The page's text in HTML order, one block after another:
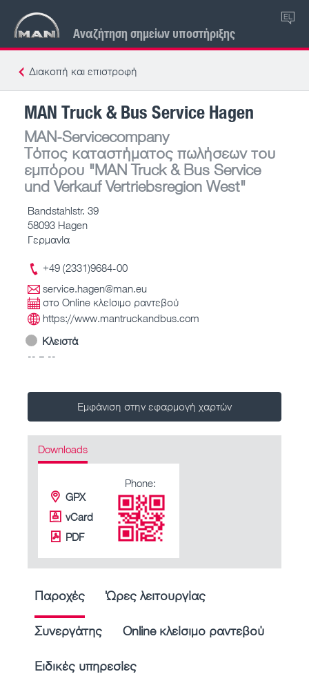
Αναζήτηση σημείων υποστήριξης
EL
Διακοπή και επιστροφή
MAN Truck & Bus Service Hagen
MAN-Servicecompany
Τόπος καταστήματος πωλήσεων του
εμπόρου "MAN Truck & Bus Service
und Verkauf Vertriebsregion West"
Bandstahlstr. 39
58093 Hagen
Γερμανία
+49 (2331)9684-00
service.hagen@man.eu
στο Online κλείσιμο ραντεβού
https://www.mantruckandbus.com
Κλειστά
-- – --
Εμφάνιση στην εφαρμογή χαρτών
Downloads
GPX
vCard
PDF
Phone:
Παροχές Ώρες λειτουργίας
Συνεργάτης Online κλείσιμο ραντεβού
Ειδικές υπηρεσίες